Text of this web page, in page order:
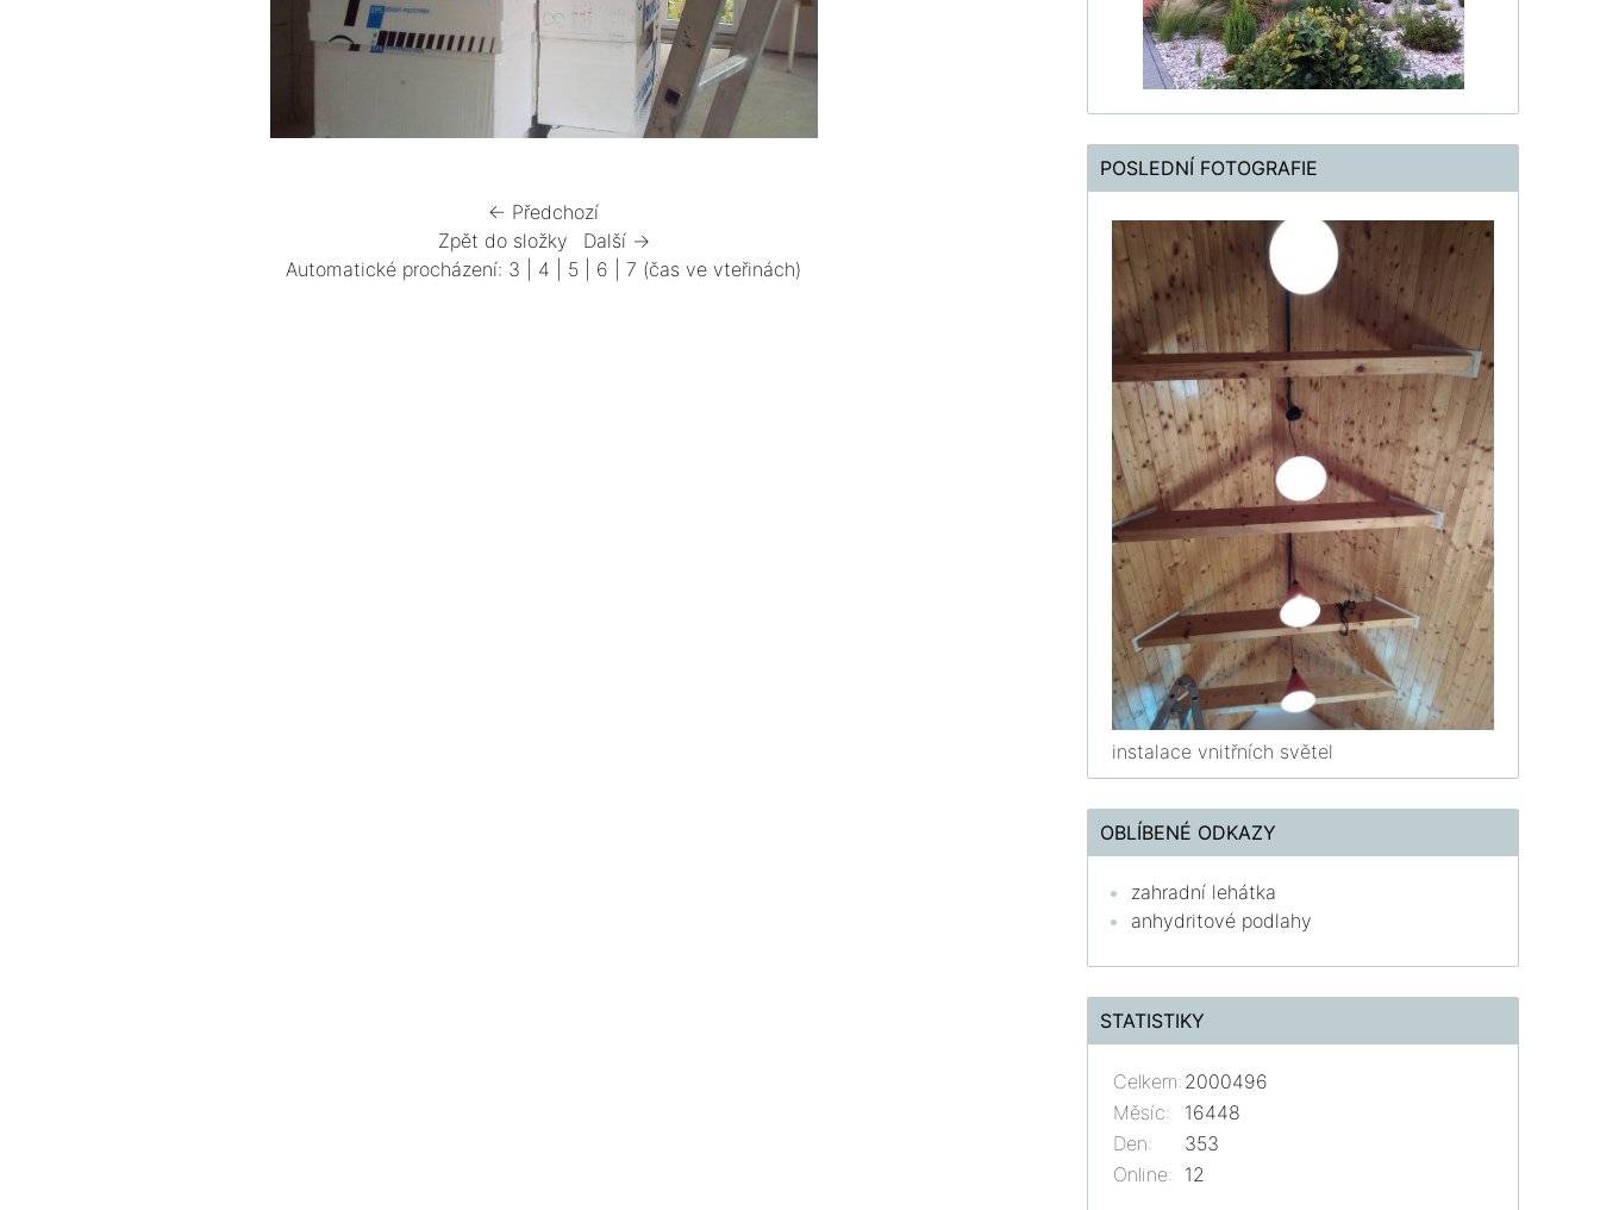
← Předchozí
Zpět do složky
Další →
Automatické procházení: 3 4 5 6 7 (čas ve vteřinách)
POSLEDNÍ FOTOGRAFIE
instalace vnitřních světel
OBLÍBENÉ ODKAZY
zahradní lehátka
anhydritové podlahy
STATISTIKY
Online: 12
Celkem: 2000496
Měsíc:
16448
Den:
353